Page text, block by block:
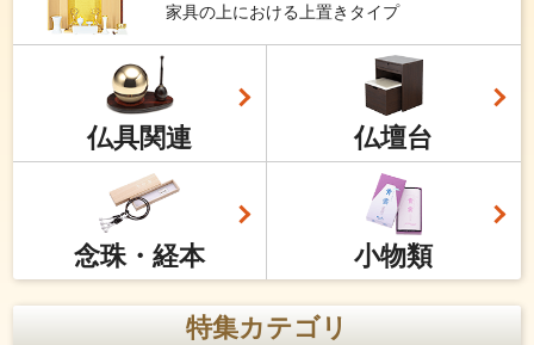
家具の上における上置きタイプ
仏具関連 仏壇台
念珠・経本 小物類
特集カテゴリ